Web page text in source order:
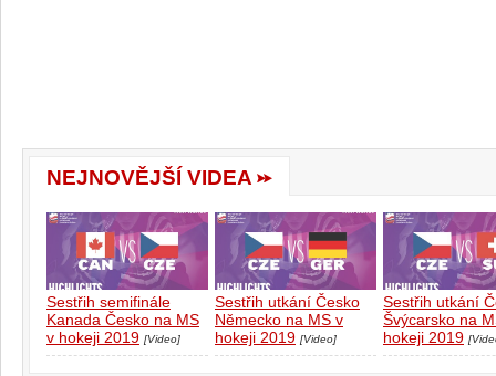
NEJNOVĚJŠÍ VIDEA
Sestřih semifinále
Kanada Česko na MS
v hokeji 2019 [Video]
Sestřih utkání Česko
Německo na MS v
hokeji 2019 [Video]
Sestřih utkání
Švýcarsko na
hokeji 2019